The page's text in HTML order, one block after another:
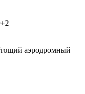
тощий аэродромный